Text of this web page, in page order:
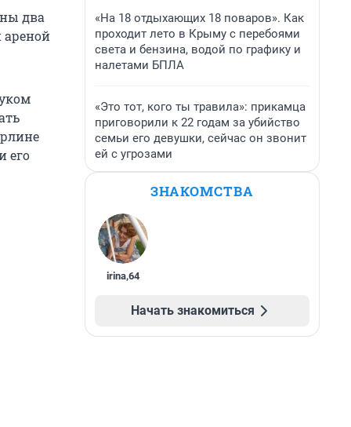
два
ареной
его
«На 18 отдыхающих 18 поваров». Как
проходит лето в Крыму с перебоями
света и бензина, водой по графику и
налетами БПЛА
«Это тот, кого ты травила»: прикамца
приговорили к 22 годам за убийство
семьи его девушки, сейчас он звонит
ей с угрозами
ЗНАКОМСТВА
irina,64
Начать знакомиться